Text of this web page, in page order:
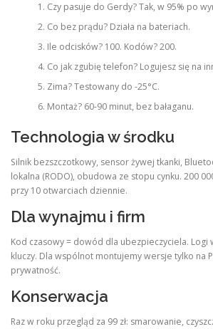
Czy pasuje do Gerdy? Tak, w 95% po
Co bez prądu? Działa na bateriach.
Ile odcisków? 100. Kodów? 200.
Co jak zgubię telefon? Logujesz się na
Zima? Testowany do -25°C.
Montaż? 60-90 minut, bez bałaganu.
Technologia w środku
Silnik bezszczotkowy, sensor żywej tkanki,
lokalna (RODO), obudowa ze stopu cynku. 200
przy 10 otwarciach dziennie.
Dla wynajmu i firm
Kod czasowy = dowód dla ubezpieczyciela. Logi
kluczy. Dla wspólnot montujemy wersje tylko na
prywatność.
Konserwacja
Raz w roku przegląd za 99 zł: smarowanie,